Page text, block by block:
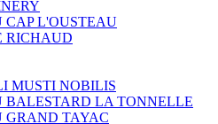
CAP L'OUSTEAU
RICHAUD
MUSTI NOBILIS
BALESTARD LA TONNELLE
GRAND TAYAC